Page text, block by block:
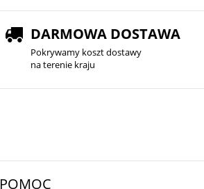
DARMOWA DOSTAWA
Pokrywamy koszt dostawy
na terenie kraju
POMOC